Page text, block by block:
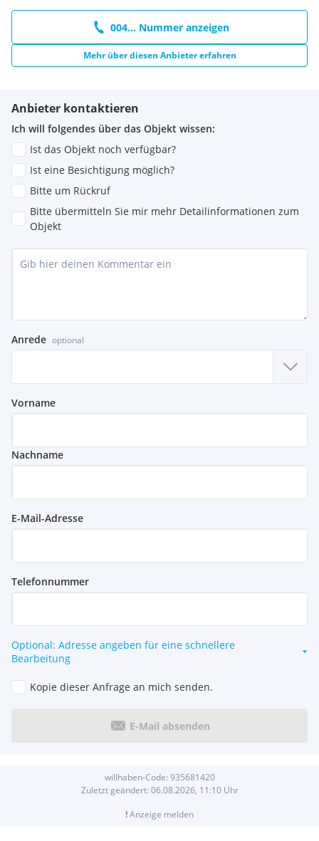
004... Nummer anzeigen
Mehr über diesen Anbieter erfahren
Anbieter kontaktieren
Ich will folgendes über das Objekt wissen:
Ist das Objekt noch verfügbar?
Ist eine Besichtigung möglich?
Bitte um Rückruf
Bitte übermitteln Sie mir mehr Detailinformationen zum
Objekt
Anrede optional
Vorname
Nachname
E-Mail-Adresse
Telefonnummer
Optional: Adresse angeben für eine schnellere
Bearbeitung
Kopie dieser Anfrage an mich senden.
E-Mail absenden
willhaben-Code: 935681420
Zuletzt geändert: 06.08.2026, 11:10Uhr
!Anzeige melden